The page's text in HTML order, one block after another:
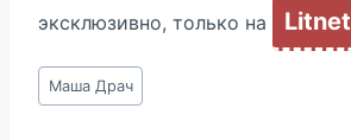
эксклюзивно, только на
Litnet
Метки
записи:
Маша Драч